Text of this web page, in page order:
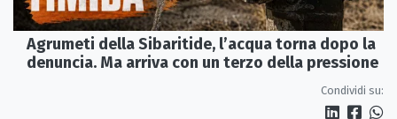
Agrumeti della Sibaritide, l’acqua torna dopo la
denuncia. Ma arriva con un terzo della pressione
Condividi su: